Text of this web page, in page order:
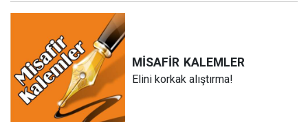
MİSAFİR KALEMLER
Elini korkak alıştırma!